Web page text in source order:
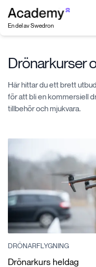
Index
En del av Swedron
Drönarkurser
Här hittar du ett brett
för att bli en kommersiell
tillbehör och mjukvara.
DRÖNARFLYGNING
Drönarkurs heldag